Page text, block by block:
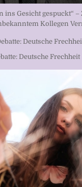
ins Gesicht gespuckt“
Kollegen
Deutsche Frechheit